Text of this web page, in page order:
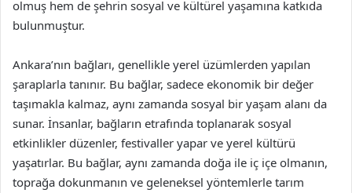
olmuş hem de şehrin sosyal ve kültürel yaşamına katkıda
bulunmuştur.
Ankara’nın bağları, genellikle yerel üzümlerden yapılan
şaraplarla tanınır. Bu bağlar, sadece ekonomik bir değer
taşımakla kalmaz, aynı zamanda sosyal bir yaşam alanı da
sunar. İnsanlar, bağların etrafında toplanarak sosyal
etkinlikler düzenler, festivaller yapar ve yerel kültürü
yaşatırlar. Bu bağlar, aynı zamanda doğa ile iç içe olmanın,
toprağa dokunmanın ve geleneksel yöntemlerle tarım